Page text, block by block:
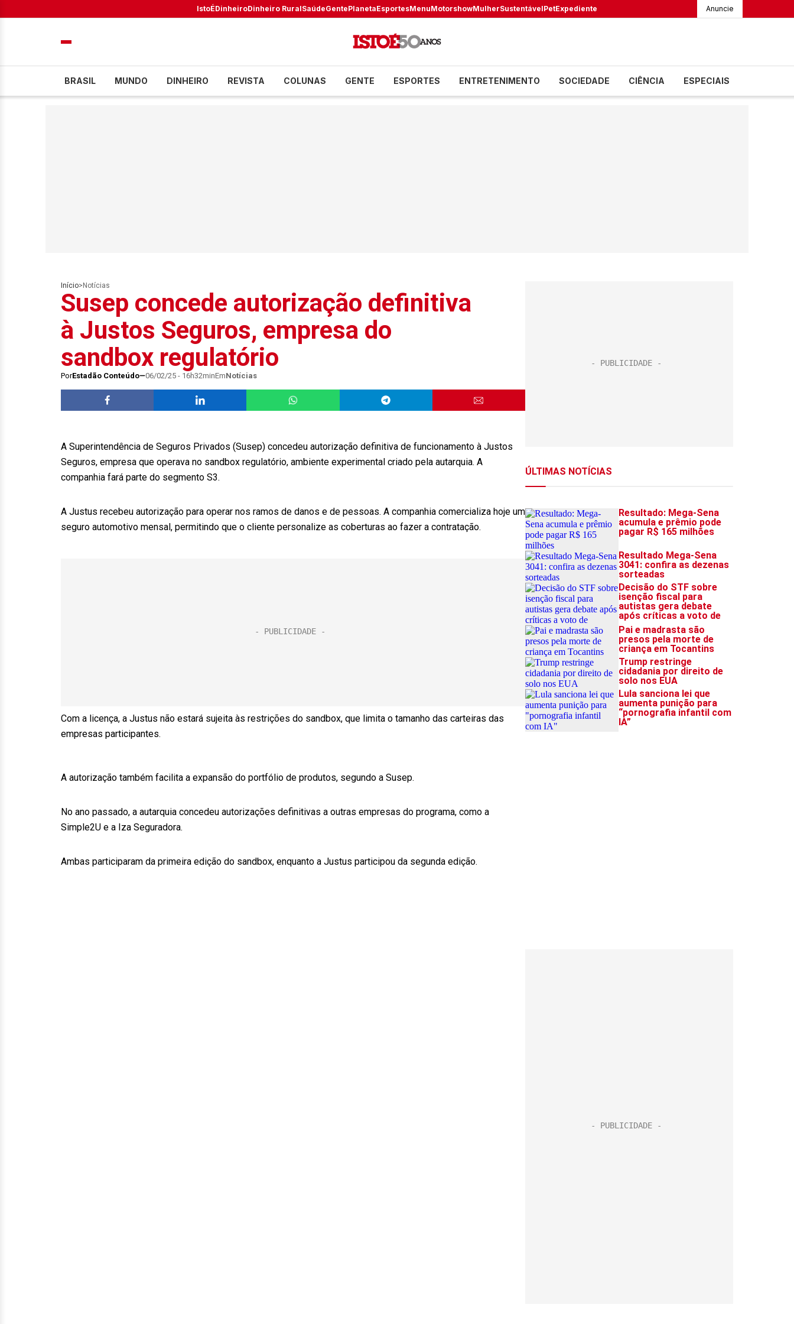
IstoÉDinheiroDinheiro RuralSaúdeGentePlanetaEsportesMenuMotorshowMulherSustentávelPetExpediente Anuncie
BRASIL MUNDO DINHEIRO REVISTA COLUNAS GENTE ESPORTES ENTRETENIMENTO SOCIEDADE CIÊNCIA ESPECIAIS
Início> Notícias
Susep concede autorização definitiva
à Justos Seguros, empresa do
sandbox regulatório
PorEstadão Conteúdo 06/02/25 - 16h32minEmNotícias
A Superintendência de Seguros Privados (Susep) concedeu autorização definitiva de funcionamento à Justos
Seguros, empresa que operava no sandbox regulatório, ambiente experimental criado pela autarquia. A
companhia fará parte do segmento S3.
A Justus recebeu autorização para operar nos ramos de danos e de pessoas. A companhia comercializa hoje um
seguro automotivo mensal, permitindo que o cliente personalize as coberturas ao fazer a contratação.
Com a licença, a Justus não estará sujeita às restrições do sandbox, que limita o tamanho das carteiras das
empresas participantes.
A autorização também facilita a expansão do portfólio de produtos, segundo a Susep.
No ano passado, a autarquia concedeu autorizações definitivas a outras empresas do programa, como a
Simple2U e a Iza Seguradora.
Ambas participaram da primeira edição do sandbox, enquanto a Justus participou da segunda edição.